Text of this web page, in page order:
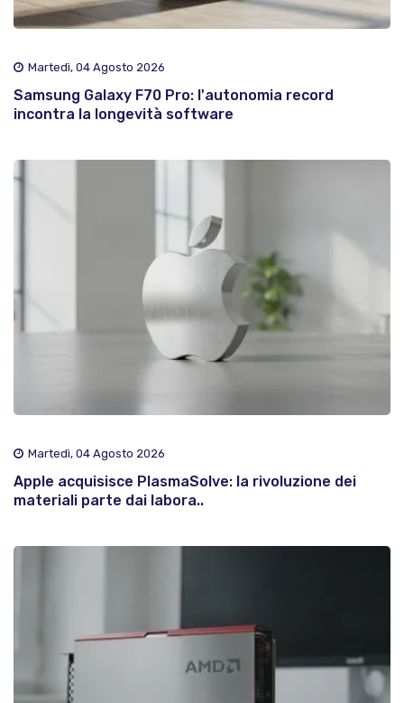
Martedì, 04 Agosto 2026
Samsung Galaxy F70 Pro: l'autonomia record
incontra la longevità software
Martedì, 04 Agosto 2026
Apple acquisisce PlasmaSolve: la rivoluzione dei
materiali parte dai labora..